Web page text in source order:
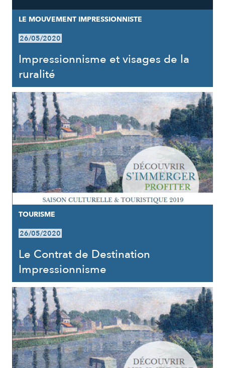
LE MOUVEMENT IMPRESSIONNISTE
26/05/2020
Impressionnisme et visages de la
ruralité
TOURISME
26/05/2020
Le Contrat de Destination
Impressionnisme